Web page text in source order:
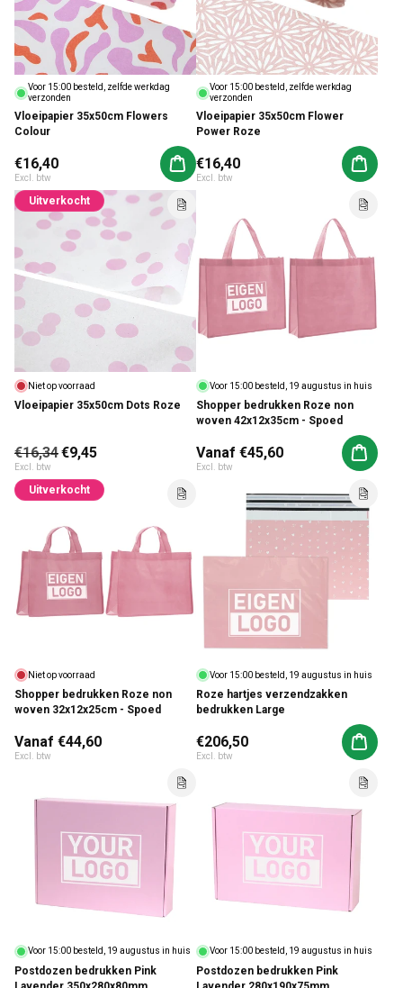
Voor 15:00 besteld, zelfde werkdag
verzonden
Vloeipapier 35x50cm Flowers
Colour
Normale prijs
€16,40
Excl. btw
Aan winkelwagen toevoegen
Voor 15:00 besteld, zelfde werkdag
verzonden
Vloeipapier 35x50cm Flower
Power Roze
Normale prijs
€16,40
Excl. btw
Aan
Uitverkocht
Niet op voorraad
Vloeipapier 35x50cm Dots Roze
Normale prijs
€16,34Aanbiedingsprijs
€9,45
Excl. btw
Voor 15:00 besteld, 19 augustus in huis
Shopper bedrukken Roze non
woven 42x12x35cm - Spoed
Normale prijs
Vanaf €45,60
Excl. btw
Aan
Uitverkocht
Niet op voorraad
Shopper bedrukken Roze non
woven 32x12x25cm - Spoed
Normale prijs
Vanaf €44,60
Excl. btw
Voor 15:00 besteld, 19 augustus in huis
Roze hartjes verzendzakken
bedrukken Large
Normale prijs
€206,50
Excl. btw
Aan
Voor 15:00 besteld, 19 augustus in huis
Postdozen bedrukken Pink
Voor 15:00 besteld, 19 augustus in huis
Postdozen bedrukken Pink